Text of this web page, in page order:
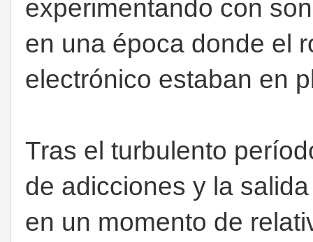
experimentando con
en una época donde el
electrónico estaban en
Tras el turbulento
de adicciones y la
en un momento de